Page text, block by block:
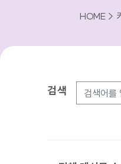
HOME >
검색방법
검색